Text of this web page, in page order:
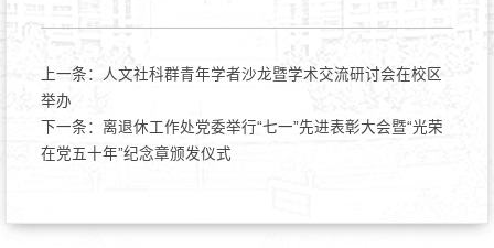
上一条： 人文社科群青年学者沙龙暨学术交流研讨会在校区
举办
下一条： 离退休工作处党委举行“七一”先进表彰大会暨“光荣
在党五十年”纪念章颁发仪式